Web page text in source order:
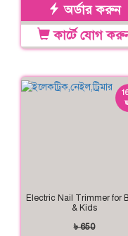
অর্ডার করুন
কার্টে যোগ
Electric Nail Trimmer for
& Kids
৳ 650